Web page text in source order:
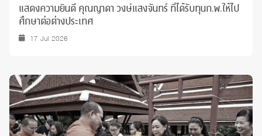
แสดงความยินดี คุณญาดา วงษ์แสงจันทร์ ที่ได้รับทุนก.พ.ให้ไป
ศึกษาต่อต่างประเทศ
17 Jul 2026